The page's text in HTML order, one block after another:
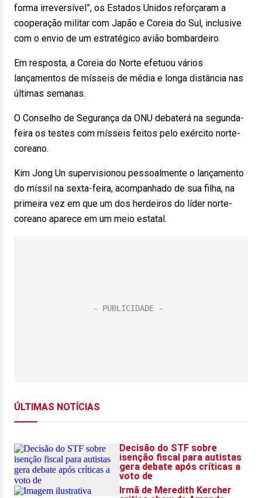
forma irreversível”, os Estados Unidos reforçaram a
cooperação militar com Japão e Coreia do Sul, inclusive
com o envio de um estratégico avião bombardeiro.
Em resposta, a Coreia do Norte efetuou vários
lançamentos de mísseis de média e longa distância nas
últimas semanas.
O Conselho de Segurança da ONU debaterá na segunda-
feira os testes com mísseis feitos pelo exército norte-
coreano.
Kim Jong Un supervisionou pessoalmente o lançamento
do míssil na sexta-feira, acompanhado de sua filha, na
primeira vez em que um dos herdeiros do líder norte-
coreano aparece em um meio estatal.